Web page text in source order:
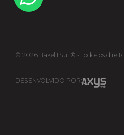
© 2026BakelitSul ® - Todos os
DESENVOLVIDO POR: